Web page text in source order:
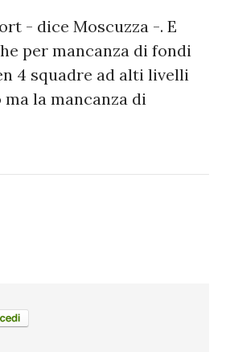
- dice Moscuzza -. E
per mancanza di fondi
4 squadre ad alti livelli
la mancanza di